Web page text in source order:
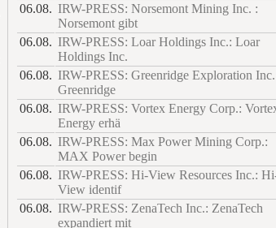
06.08. IRW-PRESS: Norsemont Mining Inc. :
Norsemont gibt
06.08. IRW-PRESS: Loar Holdings Inc.: Loar
Holdings Inc.
06.08. IRW-PRESS: Greenridge Exploration
Greenridge
06.08. IRW-PRESS: Vortex Energy Corp.:
Energy erhä
06.08. IRW-PRESS: Max Power Mining Corp.:
MAX Power begin
06.08. IRW-PRESS: Hi-View Resources Inc.:
View identif
06.08. IRW-PRESS: ZenaTech Inc.: ZenaTech
expandiert mit